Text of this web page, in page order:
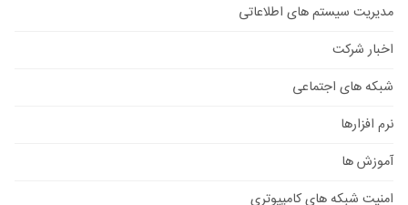
مدیریت سیستم های اطلاعاتی
اخبار شرکت
شبکه های اجتماعی
نرم افزارها
آموزش ها
امنیت شبکه های کامپیوتری